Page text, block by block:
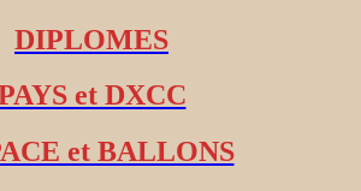
DIPLOMES
et DXCC
et BALLONS